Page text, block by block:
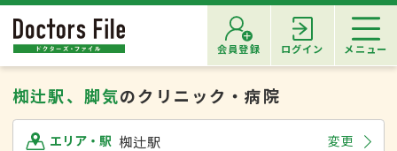
会員登録 ログイン メニュー
椥辻駅、脚気のクリニック・病院
エリア・駅 椥辻駅 変更